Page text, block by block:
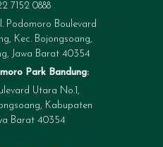
7152 0888
Podomoro Boulevard
Kec. Bojongsoang,
Jawa Barat 40354
Park Bandung:
Utara No.1,
Kabupaten
Barat 40354